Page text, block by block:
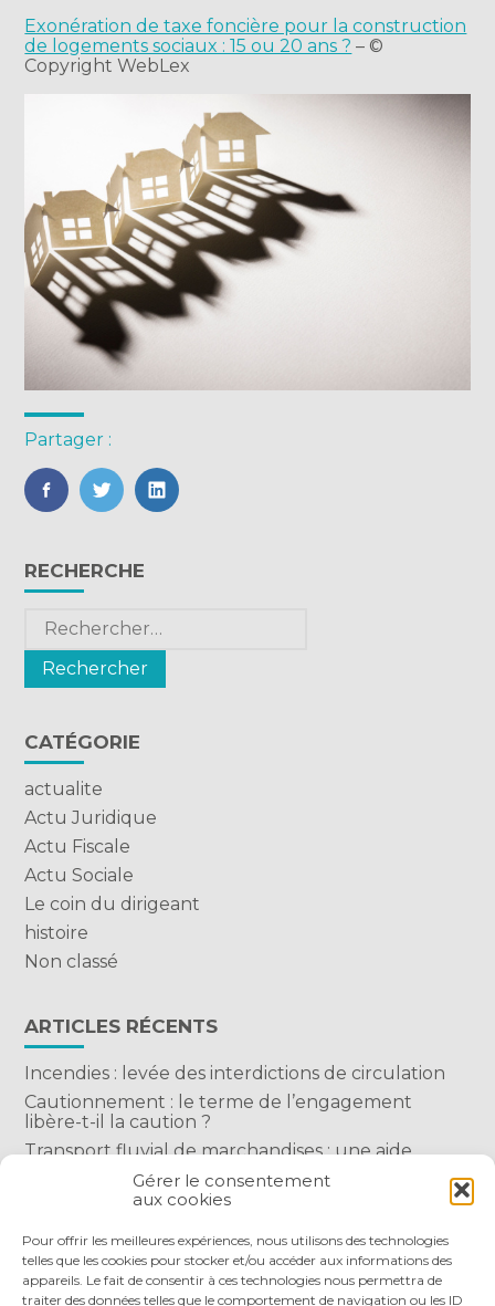
Gérer le consentement
aux cookies
Pour offrir les meilleures expériences, nous utilisons des technologies
telles que les cookies pour stocker et/ou accéder aux informations des
appareils. Le fait de consentir à ces technologies nous permettra de
traiter des données telles que le comportement de navigation ou les ID
Exonération de taxe foncière pour la construction
de logements sociaux : 15 ou 20 ans ? – ©
Copyright WebLex
Partager :
FaceBook
TwitterLinkedIn
Blog
sidebar
RECHERCHE
Rechercher :
CATÉGORIE
actualite
Actu Juridique
Actu Fiscale
Actu Sociale
Le coin du dirigeant
histoire
Non classé
ARTICLES RÉCENTS
Incendies : levée des interdictions de circulation
Cautionnement : le terme de l’engagement
libère-t-il la caution ?
Transport fluvial de marchandises : une aide
financière bienvenue
Succession : les donations du parent renonçant